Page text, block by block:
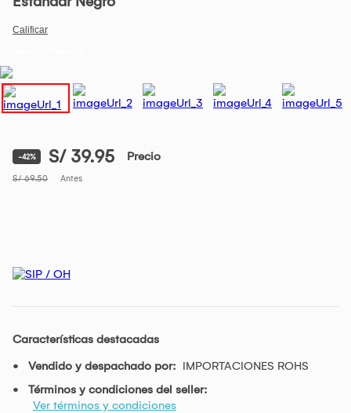
-42% S/ 39.95 Precio
S/ 69.50 Antes
Características destacadas
Vendido y despachado por: IMPORTACIONES ROHS
Términos y condiciones del seller:
Ver términos y condiciones